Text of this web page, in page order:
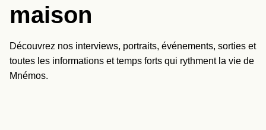
maison
Découvrez nos interviews, portraits, événements, sorties et
toutes les informations et temps forts qui rythment la vie de
Mnémos.